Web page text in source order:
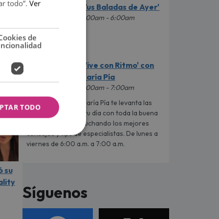
su
'Tus Baladas de Ayer'
4:00am - 6:00am
'Vive con Ritmo' con
María Pía
6:00am - 7:00am
¡María Pía te levanta las
mañanas! Arranca tu día con toda la buena
vibra y energía escuchando los mejores
consejos y tips de especialistas. De lunes a
viernes de 6:00 a.m. a 7:00 a.m.
Síguenos
todo”. Ver
de
TODO